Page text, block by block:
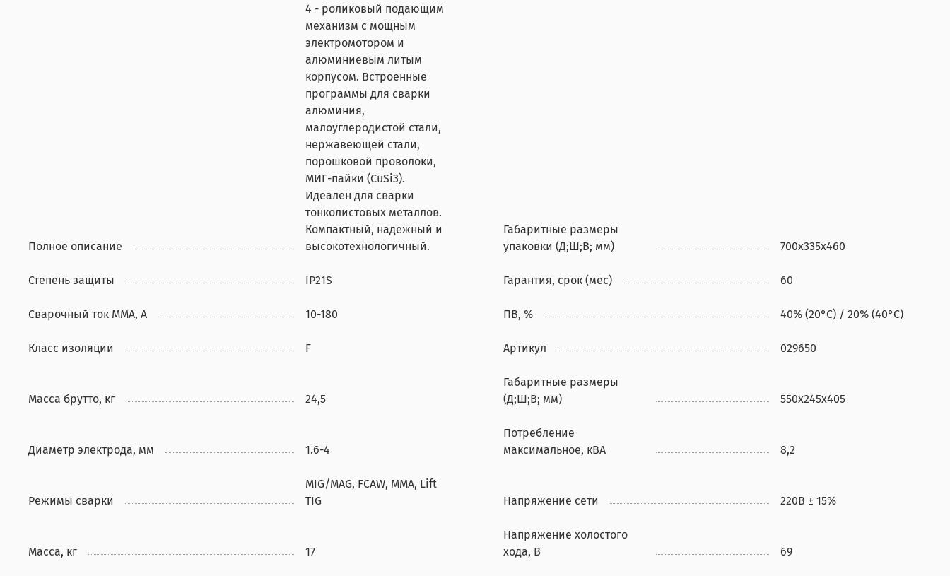
Полное описание
4 - роликовый подающим
механизм с мощным
электромотором и
алюминиевым литым
корпусом. Встроенные
программы для сварки
алюминия,
малоуглеродистой стали,
нержавеющей стали,
порошковой проволоки,
МИГ-пайки (CuSi3).
Идеален для сварки
тонколистовых металлов.
Компактный, надежный и
высокотехнологичный.
Габаритные размеры
упаковки (Д;Ш;В; мм)
700х335х460
Степень защиты IP21S Гарантия, срок (мес) 60
Сварочный ток ММА, А 10-180 ПВ, % 40% (20°С) / 20% (40°С)
Класс изоляции F Артикул 029650
Масса брутто, кг 24,5
Габаритные размеры
(Д;Ш;В; мм)
550х245х405
Диаметр электрода, мм 1.6-4
Потребление
максимальное, кВА
8,2
Режимы сварки
MIG/MAG, FCAW, MMA, Lift
TIG
Напряжение сети 220В ± 15%
Масса, кг 17
Напряжение холостого
хода, В
69